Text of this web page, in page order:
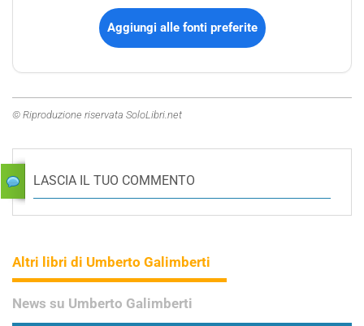
Aggiungi alle fonti preferite
© Riproduzione riservata SoloLibri.net
LASCIA IL TUO COMMENTO
Altri libri di Umberto Galimberti
News su Umberto Galimberti